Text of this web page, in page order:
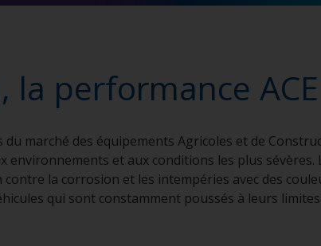
la performance ACE
marché des équipements Agricoles et de
environnements et aux conditions les plus sévères.
la corrosion et les intempéries avec des
qui sont constamment poussés à leurs limites.